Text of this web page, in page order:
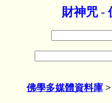
財神咒 -
佛學多媒體資料庫